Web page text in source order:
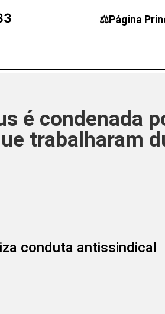
⚖️Página
é condenada
trabalharam
conduta antissindical